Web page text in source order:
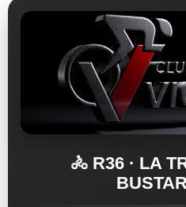
🚴 R36 · LA